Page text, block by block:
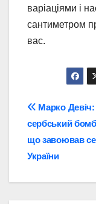
варіаціями і
сантиметром
вас.
Марко Девіч:
сербський
що завоював
України